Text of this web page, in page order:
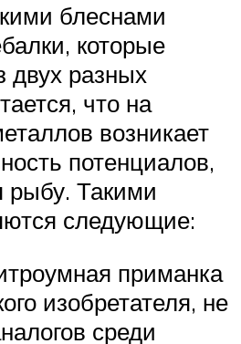
блеснами
которые
двух разных
что на
возникает
потенциалов,
Такими
следующие:
приманка
изобретателя, не
среди